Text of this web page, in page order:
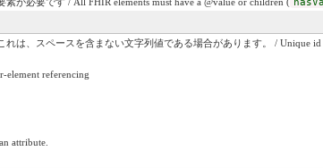
は、スペースを含まない文字列値である場合があります。 / Unique id
referencing
attribute.